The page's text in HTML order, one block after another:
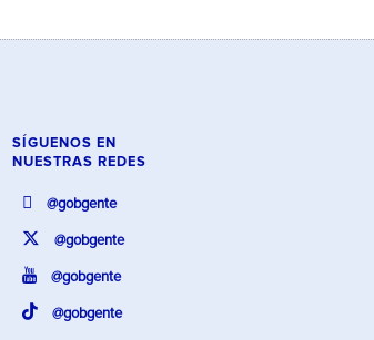
SÍGUENOS EN
NUESTRAS REDES
@gobgente
@gobgente
@gobgente
@gobgente